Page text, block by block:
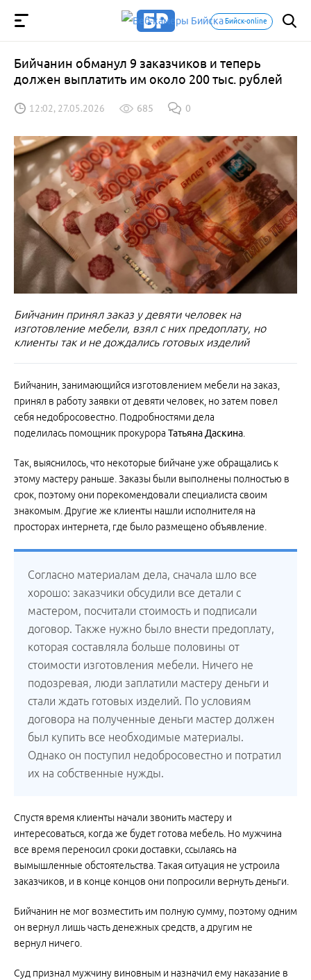
Бийск-online
Бийчанин обманул 9 заказчиков и теперь
должен выплатить им около 200 тыс. рублей
12:02, 27.05.2026 685 0
Бийчанин принял заказ у девяти человек на
изготовление мебели, взял с них предоплату, но
клиенты так и не дождались готовых изделий
Бийчанин, занимающийся изготовлением мебели на заказ,
принял в работу заявки от девяти человек, но затем повел
себя недобросовестно. Подробностями дела
поделилась помощник прокурора Татьяна Даскина.
Так, выяснилось, что некоторые бийчане уже обращались к
этому мастеру раньше. Заказы были выполнены полностью в
срок, поэтому они порекомендовали специалиста своим
знакомым. Другие же клиенты нашли исполнителя на
просторах интернета, где было размещено объявление.
Согласно материалам дела, сначала шло все
хорошо: заказчики обсудили все детали с
мастером, посчитали стоимость и подписали
договор. Также нужно было внести предоплату,
которая составляла больше половины от
стоимости изготовления мебели. Ничего не
подозревая, люди заплатили мастеру деньги и
стали ждать готовых изделий. По условиям
договора на полученные деньги мастер должен
был купить все необходимые материалы.
Однако он поступил недобросовестно и потратил
их на собственные нужды.
Спустя время клиенты начали звонить мастеру и
интересоваться, когда же будет готова мебель. Но мужчина
все время переносил сроки доставки, ссылаясь на
вымышленные обстоятельства. Такая ситуация не устроила
заказчиков, и в конце концов они попросили вернуть деньги.
Бийчанин не мог возместить им полную сумму, поэтому одним
он вернул лишь часть денежных средств, а другим не
вернул ничего.
Суд признал мужчину виновным и назначил ему наказание в